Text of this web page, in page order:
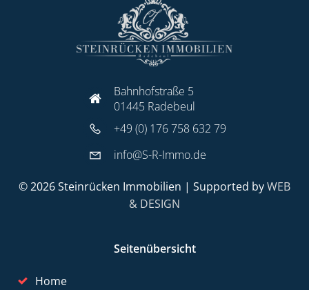
Bahnhofstraße 5
01445 Radebeul
+49 (0) 176 758 632 79
info@S-R-Immo.de
© 2026 Steinrücken Immobilien | Supported byWEB
& DESIGN
Seitenübersicht
Home